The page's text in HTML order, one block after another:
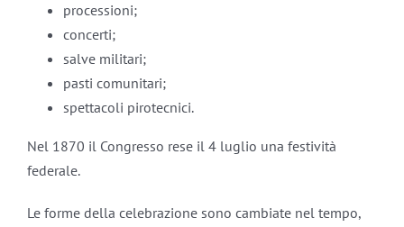
processioni;
concerti;
salve militari;
pasti comunitari;
spettacoli pirotecnici.
Nel 1870 il Congresso rese il 4 luglio una festività
federale.
Le forme della celebrazione sono cambiate nel tempo,